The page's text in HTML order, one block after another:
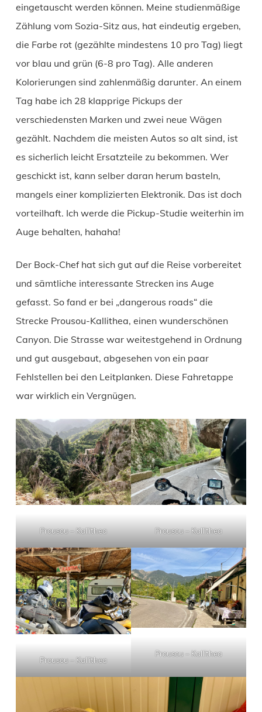
eingetauscht werden können. Meine studienmäßige
Zählung vom Sozia-Sitz aus, hat eindeutig ergeben,
die Farbe rot (gezählte mindestens 10 pro Tag) liegt
vor blau und grün (6-8 pro Tag). Alle anderen
Kolorierungen sind zahlenmäßig darunter. An einem
Tag habe ich 28 klapprige Pickups der
verschiedensten Marken und zwei neue Wägen
gezählt. Nachdem die meisten Autos so alt sind, ist
es sicherlich leicht Ersatzteile zu bekommen. Wer
geschickt ist, kann selber daran herum basteln,
mangels einer komplizierten Elektronik. Das ist doch
vorteilhaft. Ich werde die Pickup-Studie weiterhin im
Auge behalten, hahaha!
Der Bock-Chef hat sich gut auf die Reise vorbereitet
und sämtliche interessante Strecken ins Auge
gefasst. So fand er bei „dangerous roads“ die
Strecke Prousou-Kallithea, einen wunderschönen
Canyon. Die Strasse war weitestgehend in Ordnung
und gut ausgebaut, abgesehen von ein paar
Fehlstellen bei den Leitplanken. Diese Fahretappe
war wirklich ein Vergnügen.
Prousou – Kallithea Prousou – Kallithea
Prousou – Kallithea
Prousou – Kallithea